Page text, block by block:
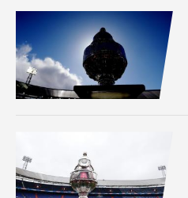
De online community voor
bestuurders in het
amateurvoetbal.